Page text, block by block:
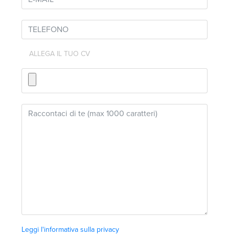
ALLEGA IL TUO CV
Leggi l'informativa sulla privacy